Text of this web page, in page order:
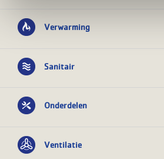
Verwarming
Sanitair
Onderdelen
Ventilatie